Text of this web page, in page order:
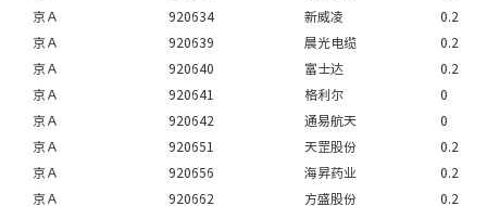
京Ａ
920634 新威凌
0.2
京Ａ
920639 晨光电缆
0.2
京Ａ
920640 富士达
0.2
京Ａ
920641 格利尔
0
京Ａ
920642 通易航天
0
京Ａ
920651 天罡股份
0.2
京Ａ
920656 海昇药业
0.2
京Ａ
920662 方盛股份
0.2